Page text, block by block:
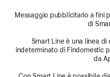
Messaggio pubblicitario a fini
di
Smart Line è una linea
indeterminato di Findomestic
da